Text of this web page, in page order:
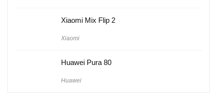
Xiaomi Mix Flip 2
Xiaomi
Huawei Pura 80
Huawei